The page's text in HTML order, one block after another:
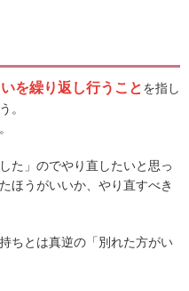
を繰り返し行うことを指し
。
た」のでやり直したいと思っ
ほうがいいか、やり直すべき
ちとは真逆の「別れた方がい